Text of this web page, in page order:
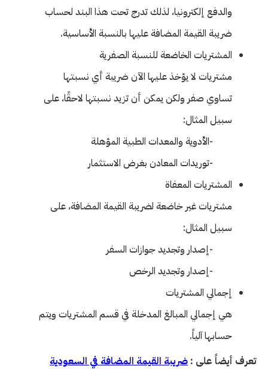
والدفع إلكترونيا، لذلك تدرج تحت هذا البند لحساب
ضريبة القيمة المضافة عليها بالنسبة الأساسية.
المشتريات الخاضعة للنسبة الصفرية
مشتريات لا يؤخذ عليها الآن ضريبة أي نسبتها
تساوي صفر ولكن يمكن أن تزيد نسبتها لاحقًا، على
سبيل المثال:
-الأدوية والمعدات الطبية المؤهلة
-توريدات المعادن بغرض الاستثمار
المشتريات المعفاة
مشتريات غير خاضعة لضريبة القيمة المضافة، على
سبيل المثال:
-إصدار وتجديد جوازات السفر
-إصدار وتجديد الرخص
إجمالي المشتريات
هي إجمالي المبالغ المدخلة في قسم المشتريات ويتم
حسابها آلياً.
تعرف أيضاً على : ضريبة القيمة المضافة في السعودية